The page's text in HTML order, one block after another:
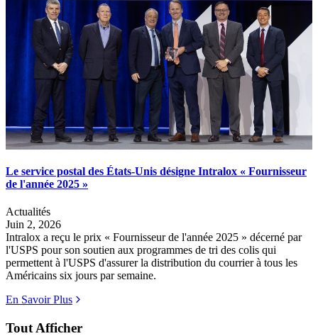
Le service postal des États-Unis désigne Intralox « Fournisseur
de l'année 2025 »
Actualités
Juin 2, 2026
Intralox a reçu le prix « Fournisseur de l'année 2025 » décerné par
l'USPS pour son soutien aux programmes de tri des colis qui
permettent à l'USPS d'assurer la distribution du courrier à tous les
Américains six jours par semaine.
En Savoir Plus
Tout Afficher